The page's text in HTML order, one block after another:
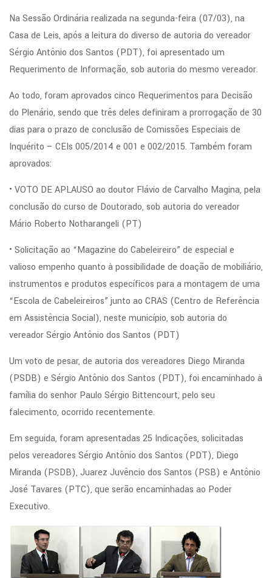
Na Sessão Ordinária realizada na segunda-feira (07/03), na
Casa de Leis, após a leitura do diverso de autoria do vereador
Sérgio Antônio dos Santos (PDT), foi apresentado um
Requerimento de Informação, sob autoria do mesmo vereador.
Ao todo, foram aprovados cinco Requerimentos para Decisão
do Plenário, sendo que três deles definiram a prorrogação de 30
dias para o prazo de conclusão de Comissões Especiais de
Inquérito – CEIs 005/2014 e 001 e 002/2015. Também foram
aprovados:
• VOTO DE APLAUSO ao doutor Flávio de Carvalho Magina, pela
conclusão do curso de Doutorado, sob autoria do vereador
Mário Roberto Notharangeli (PT)
• Solicitação ao “Magazine do Cabeleireiro” de especial e
valioso empenho quanto à possibilidade de doação de mobiliário,
instrumentos e produtos específicos para a montagem de uma
“Escola de Cabeleireiros” junto ao CRAS (Centro de Referência
em Assistência Social), neste município, sob autoria do
vereador Sérgio Antônio dos Santos (PDT)
Um voto de pesar, de autoria dos vereadores Diego Miranda
(PSDB) e Sérgio Antônio dos Santos (PDT), foi encaminhado à
família do senhor Paulo Sérgio Bittencourt, pelo seu
falecimento, ocorrido recentemente.
Em seguida, foram apresentadas 25 Indicações, solicitadas
pelos vereadores Sérgio Antônio dos Santos (PDT), Diego
Miranda (PSDB), Juarez Juvêncio dos Santos (PSB) e Antônio
José Tavares (PTC), que serão encaminhadas ao Poder
Executivo.